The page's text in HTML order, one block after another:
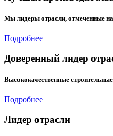
Мы лидеры отрасли, отмеченные
Подробнее
Доверенный лидер
Высококачественные
Подробнее
Лидер отрасли